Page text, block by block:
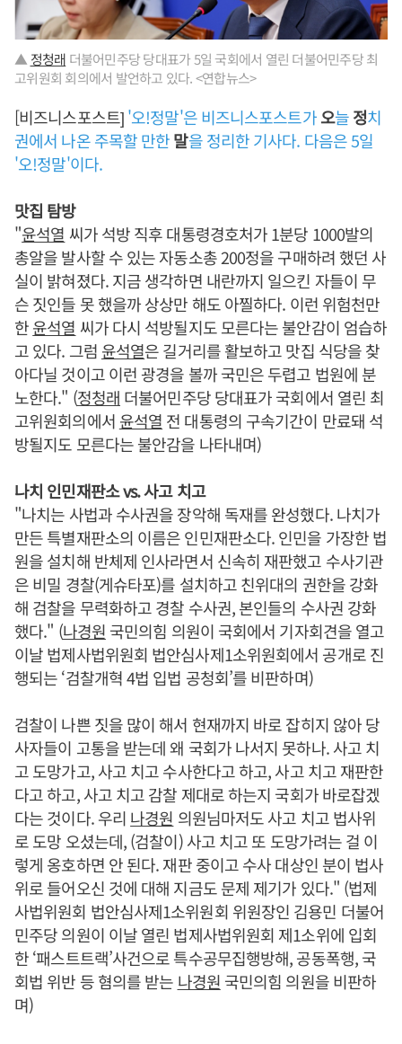
▲ 정청래 더불어민주당 당대표가 5일 국회에서 열린 더불어민주당 최
고위원회 회의에서 발언하고 있다. <연합뉴스>
[비즈니스포스트]'오!정말'은 비즈니스포스트가오늘정치
권에서 나온 주목할 만한말을 정리한 기사다. 다음은 5일
'오!정말'이다.
맛집 탐방
"윤석열 씨가 석방 직후 대통령경호처가 1분당 1000발의
총알을 발사할 수 있는 자동소총 200정을 구매하려 했던 사
실이 밝혀졌다. 지금 생각하면 내란까지 일으킨 자들이 무
슨 짓인들 못 했을까 상상만 해도 아찔하다. 이런 위험천만
한윤석열 씨가 다시 석방될지도 모른다는 불안감이 엄습하
고 있다. 그럼 윤석열은 길거리를 활보하고 맛집 식당을 찾
아다닐 것이고 이런 광경을 볼까 국민은 두렵고 법원에 분
노한다." (정청래 더불어민주당 당대표가 국회에서 열린 최
고위원회의에서 윤석열 전 대통령의 구속기간이 만료돼 석
방될지도 모른다는 불안감을 나타내며)
나치 인민재판소 vs. 사고 치고
"나치는 사법과 수사권을 장악해 독재를 완성했다. 나치가
만든 특별재판소의 이름은 인민재판소다. 인민을 가장한 법
원을 설치해 반체제 인사라면서 신속히 재판했고 수사기관
은 비밀 경찰(게슈타포)를 설치하고 친위대의 권한을 강화
해 검찰을 무력화하고 경찰 수사권, 본인들의 수사권 강화
했다." (나경원 국민의힘 의원이 국회에서 기자회견을 열고
이날 법제사법위원회 법안심사제1소위원회에서 공개로 진
행되는 ‘검찰개혁 4법 입법 공청회’를 비판하며)
검찰이 나쁜 짓을 많이 해서 현재까지 바로 잡히지 않아 당
사자들이 고통을 받는데 왜 국회가 나서지 못하나. 사고 치
고 도망가고, 사고 치고 수사한다고 하고, 사고 치고 재판한
다고 하고, 사고 치고 감찰 제대로 하는지 국회가 바로잡겠
다는 것이다. 우리 나경원 의원님마저도 사고 치고 법사위
로 도망 오셨는데, (검찰이) 사고 치고 또 도망가려는 걸 이
렇게 옹호하면 안 된다. 재판 중이고 수사 대상인 분이 법사
위로 들어오신 것에 대해 지금도 문제 제기가 있다." (법제
사법위원회 법안심사제1소위원회 위원장인 김용민 더불어
민주당 의원이 이날 열린 법제사법위원회 제1소위에 입회
한 ‘패스트트랙’사건으로 특수공무집행방해, 공동폭행, 국
회법 위반 등 혐의를 받는 나경원 국민의힘 의원을 비판하
며)